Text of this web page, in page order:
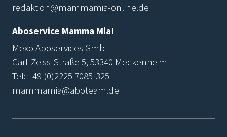
redaktion@mammamia-online.de
Aboservice Mamma Mia!
Mexo Aboservices GmbH
Carl-Zeiss-Straße 5, 53340 Meckenheim
Tel: +49 (0)2225 7085-325
mammamia@aboteam.de